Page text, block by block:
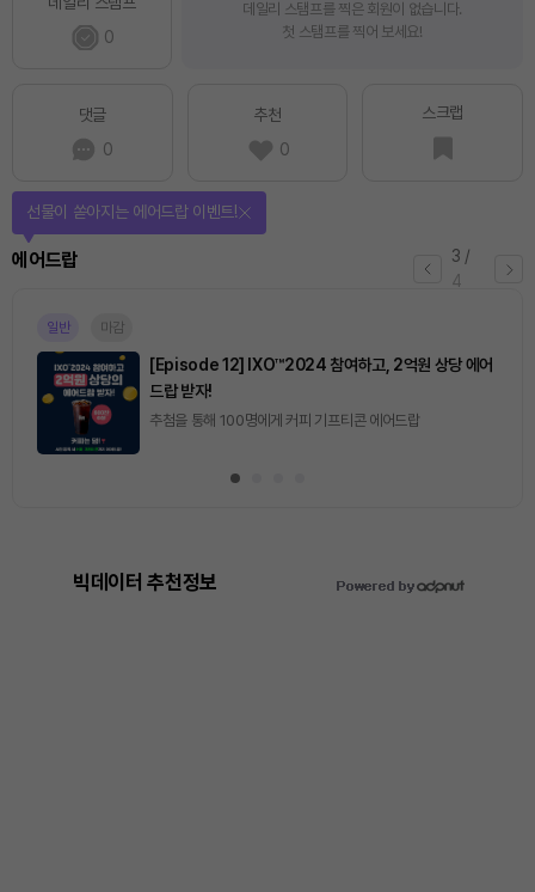
0
데일리 스탬프를 찍은 회원이 없습니다.
첫 스탬프를 찍어 보세요!
댓글
0
추천
0
스크랩
3 /
4
에어드랍
선물이 쏟아지는 에어드랍 이벤트!
일반 마감
[Episode 12] IXO™2024 참여하고, 2억원 상당 에어
드랍 받자!
추첨을 통해 100명에게 커피 기프티콘 에어드랍
빅데이터 추천정보